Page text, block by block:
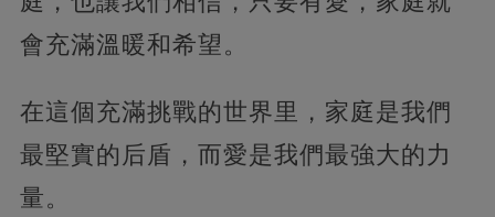
會充滿溫暖和希望。
在這個充滿挑戰的世界里，家庭是我們
最堅實的后盾，而愛是我們最強大的力
量。